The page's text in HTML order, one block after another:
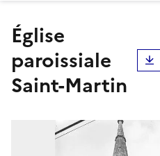
église
paroissiale
Saint-Martin